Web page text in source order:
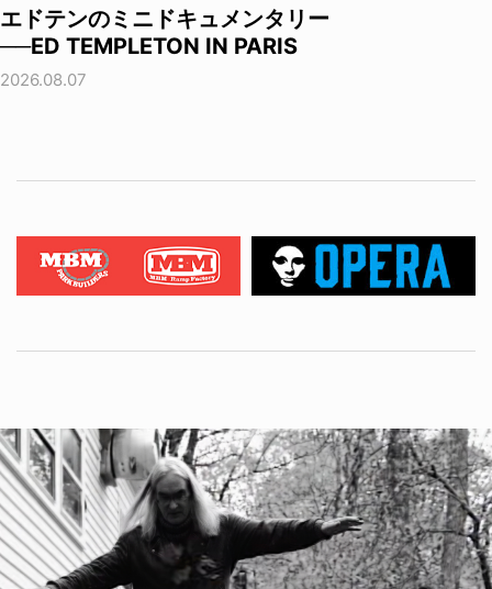
エドテンのミニドキュメンタリー
──ED TEMPLETON IN PARIS
2026.08.07